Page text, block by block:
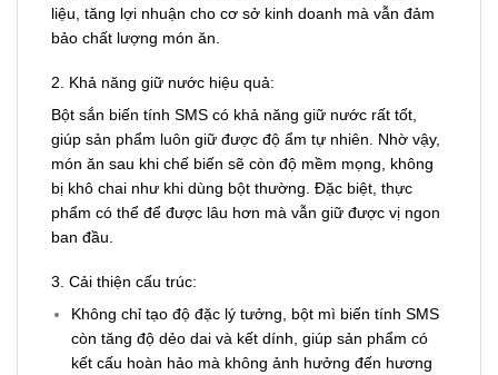
liệu, tăng lợi nhuận cho cơ sở kinh doanh mà vẫn đảm
bảo chất lượng món ăn.
2. Khả năng giữ nước hiệu quả:
Bột sắn biến tính SMS có khả năng giữ nước rất tốt,
giúp sản phẩm luôn giữ được độ ẩm tự nhiên. Nhờ vậy,
món ăn sau khi chế biến sẽ còn độ mềm mọng, không
bị khô chai như khi dùng bột thường. Đặc biệt, thực
phẩm có thể để được lâu hơn mà vẫn giữ được vị ngon
ban đầu.
3. Cải thiện cấu trúc:
Không chỉ tạo độ đặc lý tưởng, bột mì biến tính SMS
còn tăng độ dẻo dai và kết dính, giúp sản phẩm có
kết cấu hoàn hảo mà không ảnh hưởng đến hương